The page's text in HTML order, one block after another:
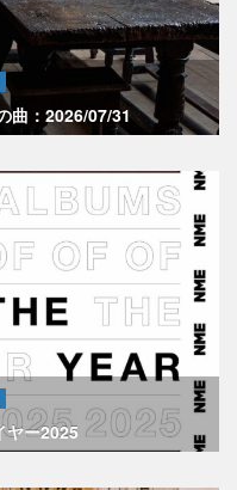
曲：2026/07/31
ヤー2025